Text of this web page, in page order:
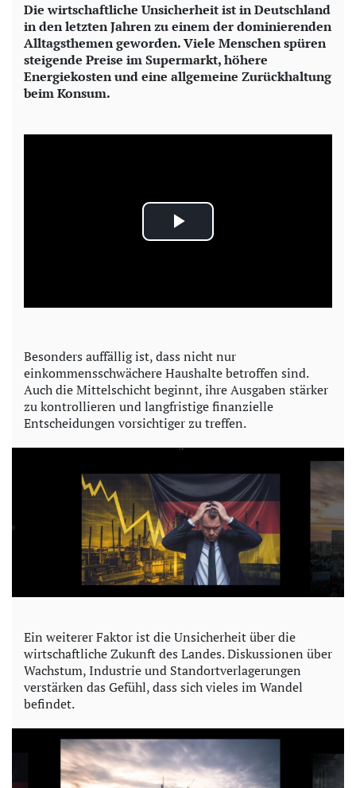
Die wirtschaftliche Unsicherheit ist in Deutschland
in den letzten Jahren zu einem der dominierenden
Alltagsthemen geworden. Viele Menschen spüren
steigende Preise im Supermarkt, höhere
Energiekosten und eine allgemeine Zurückhaltung
beim Konsum.
P
a
V
i
d
e
o
Besonders auffällig ist, dass nicht nur
einkommensschwächere Haushalte betroffen sind.
Auch die Mittelschicht beginnt, ihre Ausgaben stärker
zu kontrollieren und langfristige finanzielle
Entscheidungen vorsichtiger zu treffen.
Ein weiterer Faktor ist die Unsicherheit über die
wirtschaftliche Zukunft des Landes. Diskussionen über
Wachstum, Industrie und Standortverlagerungen
verstärken das Gefühl, dass sich vieles im Wandel
befindet.